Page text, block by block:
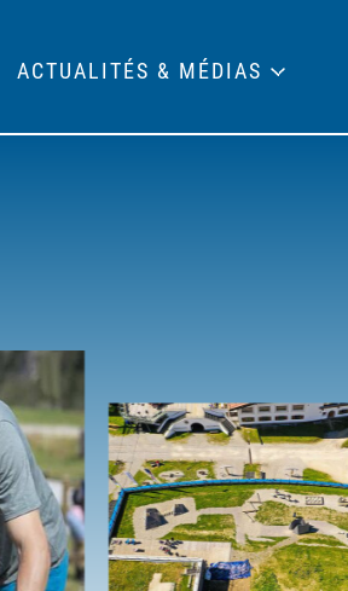
ACTUALITÉS & MÉDIAS